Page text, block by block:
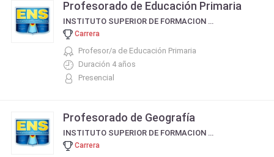
Profesorado de Educación Primaria
INSTITUTO SUPERIOR DE FORMACION DOCENTE N° 174
Carrera
Profesor/a de Educación Primaria
Duración 4 años
Presencial
Profesorado de Geografía
INSTITUTO SUPERIOR DE FORMACION DOCENTE N° 174
Carrera